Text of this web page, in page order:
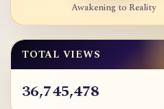
Awakening to Reality
TOTAL VIEWS
36,745,478